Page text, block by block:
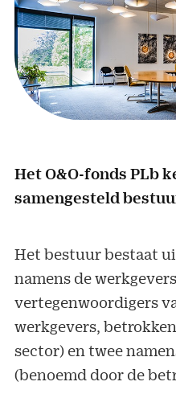
Het O&O-fonds PLb
samengesteld
Het bestuur bestaat
namens de
vertegenwoordigers
werkgevers,
sector) en twee
(benoemd door de